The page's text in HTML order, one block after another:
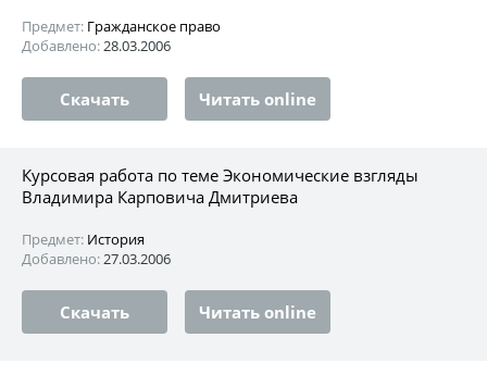
Предмет: Гражданское право
Добавлено:28.03.2006
Скачать Читать online
Курсовая работа по теме Экономические взгляды
Владимира Карповича Дмитриева
Предмет: История
Добавлено:27.03.2006
Скачать Читать online